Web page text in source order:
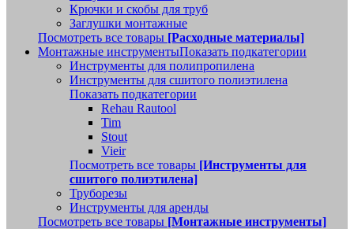
Крючки и скобы для труб
Заглушки монтажные
Посмотреть все товары [Расходные материалы]
Монтажные инструментыПоказать подкатегории
Инструменты для полипропилена
Инструменты для сшитого полиэтилена
Показать подкатегории
Rehau Rautool
Tim
Stout
Vieir
Посмотреть все товары [Инструменты для
сшитого полиэтилена]
Труборезы
Инструменты для аренды
Посмотреть все товары [Монтажные инструменты]